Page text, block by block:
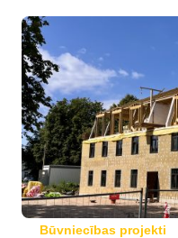
Būvniecības projekti